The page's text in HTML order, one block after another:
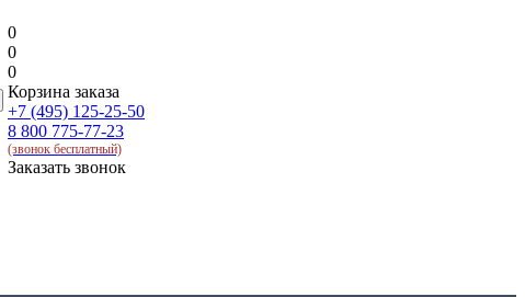
0
0
0
Корзина заказа
+7 (495) 125-25-50
8 800 775-77-23
(звонок бесплатный)
Заказать звонок